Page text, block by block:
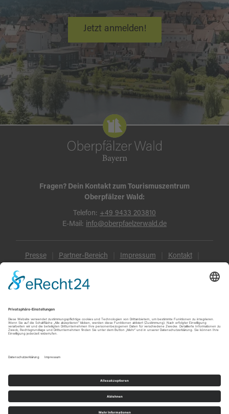
Jetzt anmelden!
Fragen? Dein Kontakt zum Tourismuszentrum
Oberpfälzer Wald:
Telefon: +49 9433 203810
E-Mail: info@oberpfaelzerwald.de
Presse Partner-Bereich Impressum Kontakt
Datenschutz
© Oberpfälzer Wald 2026